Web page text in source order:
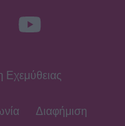
Διαφήμιση